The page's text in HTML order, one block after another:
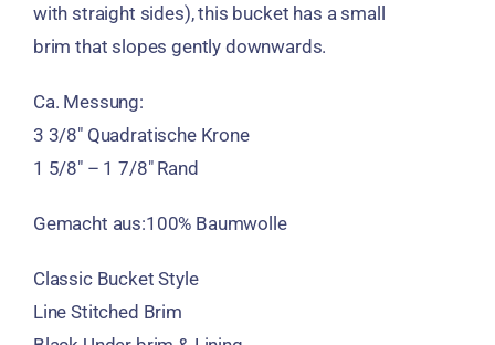
with straight sides),this bucket has a small
brim that slopes gently downwards.
Ca. Messung:
3 3/8″ Quadratische Krone
1 5/8″ – 1 7/8″ Rand
Gemacht aus:100% Baumwolle
Classic Bucket Style
Line Stitched Brim